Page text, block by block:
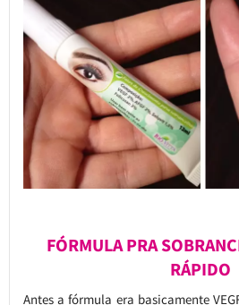
FÓRMULA PRA
RÁPIDO
Antes a fórmula era basicamente